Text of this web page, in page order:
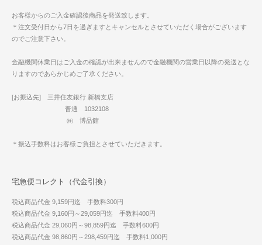
お客様からのご入金確認後商品を発送致します。
＊注文受付日から7日を過ぎますとキャンセルとさせていただく場合がございます
のでご注意下さい。
金融機関休業日はご入金の確認が出来ませんので金融機関の営業日以降の発送とな
りますのであらかじめご了承ください。
[お振込先] 三井住友銀行 新橋支店
普通 1032108
㈱ 博品館
＊振込手数料はお客様ご負担とさせていただきます。
宅急便コレクト（代金引換）
税込商品代金 9,159円迄 手数料300円
税込商品代金 9,160円～29,059円迄 手数料400円
税込商品代金 29,060円～98,859円迄 手数料600円
税込商品代金 98,860円～298,459円迄 手数料1,000円